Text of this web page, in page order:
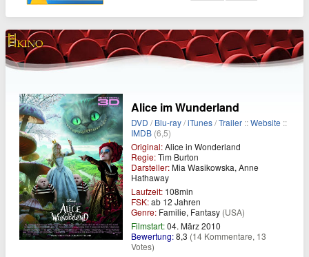
Alice im Wunderland
DVD /Blu-ray/iTunes/Trailer ::Website ::
IMDB (6,5)
Original:Alice in Wonderland
Regie:Tim Burton
Darsteller:Mia Wasikowska, Anne
Hathaway
Laufzeit: 108min
FSK:ab 12 Jahren
Genre: Familie, Fantasy (USA)
Filmstart:04. März 2010
Bewertung:8,3 (14 Kommentare, 13
Votes)